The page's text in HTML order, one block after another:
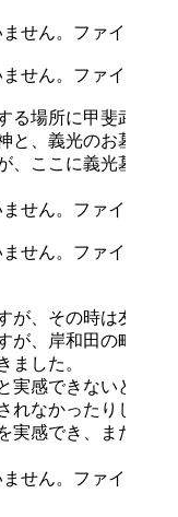
る場所に甲斐武田氏
と、義光のお墓があ
、ここに義光墓があ
が、その時は友人に
が、岸和田の町を実
ました。
実感できないどんく
れなかったりします
実感でき、また人が